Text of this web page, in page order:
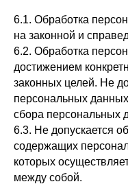
6.1. Обработка
на законной и
6.2. Обработка
достижением
законных целей. Не
персональных
сбора персональных
6.3. Не допускается
содержащих
которых
между собой.